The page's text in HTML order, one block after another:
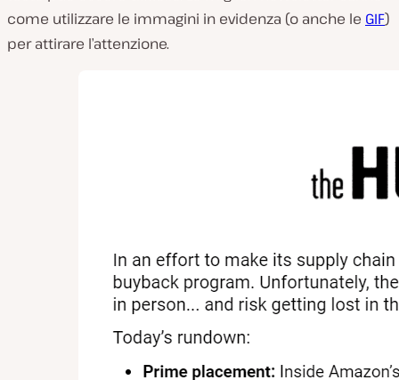
come utilizzare le immagini in evidenza (o anche le GIF)
per attirare l’attenzione.